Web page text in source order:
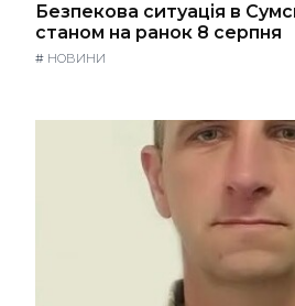
Безпекова ситуація в
станом на ранок 8 серпня
# НОВИНИ